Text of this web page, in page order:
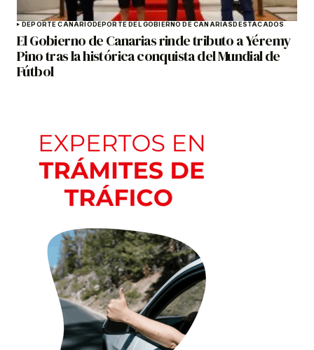
DEPORTE CANARIO DEPORTE DEL GOBIERNO DE CANARIAS DESTACADOS
El Gobierno de Canarias rinde tributo a Yéremy
Pino tras la histórica conquista del Mundial de
Fútbol